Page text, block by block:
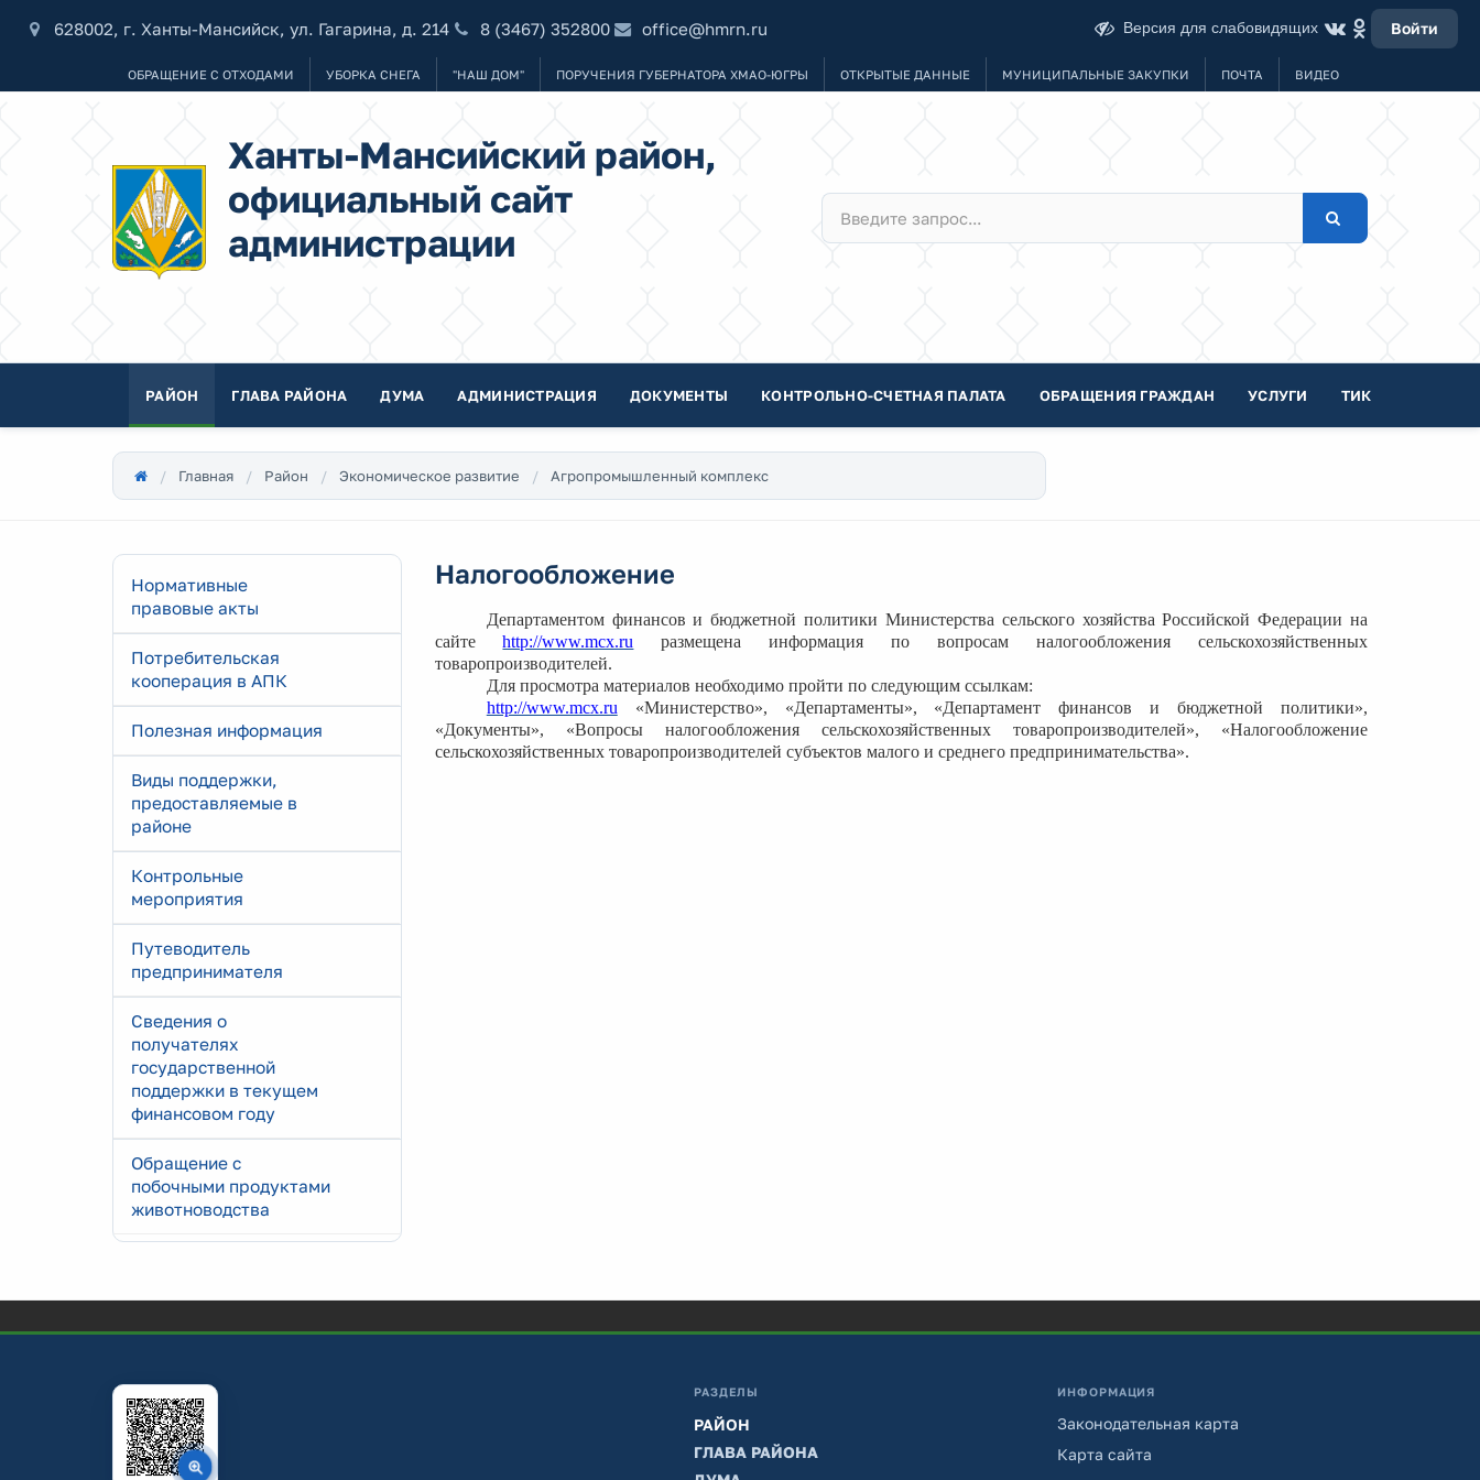
628002, г. Ханты-Мансийск, ул. Гагарина, д. 214 8 (3467) 352800 office@hmrn.ru Версия для слабовидящих Войти
ОБРАЩЕНИЕ С ОТХОДАМИ УБОРКА СНЕГА "НАШ ДОМ" ПОРУЧЕНИЯ ГУБЕРНАТОРА ХМАО-ЮГРЫ ОТКРЫТЫЕ ДАННЫЕ МУНИЦИПАЛЬНЫЕ ЗАКУПКИ ПОЧТА ВИДЕО
Ханты-Мансийский район,
официальный сайт
администрации
РАЙОН ГЛАВА РАЙОНА ДУМА АДМИНИСТРАЦИЯ ДОКУМЕНТЫ КОНТРОЛЬНО-СЧЕТНАЯ ПАЛАТА ОБРАЩЕНИЯ ГРАЖДАН УСЛУГИ ТИК
Главная Район Экономическое развитие Агропромышленный комплекс
Нормативные
правовые акты
Потребительская
кооперация в АПК
Полезная информация
Виды поддержки,
предоставляемые в
районе
Контрольные
мероприятия
Путеводитель
предпринимателя
Сведения о
получателях
государственной
поддержки в текущем
финансовом году
Обращение с
побочными продуктами
животноводства
Налогообложение
Департаментом финансов и бюджетной политики Министерства сельского хозяйства Российской Федерации на
сайтеhttp://www.mcx.ru размещена информация по вопросам налогообложения сельскохозяйственных
товаропроизводителей.
Для просмотра материалов необходимо пройти по следующим ссылкам:
http://www.mcx.ru «Министерство», «Департаменты», «Департамент финансов и бюджетной политики»,
«Документы», «Вопросы налогообложения сельскохозяйственных товаропроизводителей», «Налогообложение
сельскохозяйственных товаропроизводителей субъектов малого и среднего предпринимательства».
РАЗДЕЛЫ
РАЙОН
ГЛАВА РАЙОНА
ИНФОРМАЦИЯ
Законодательная карта
Карта сайта